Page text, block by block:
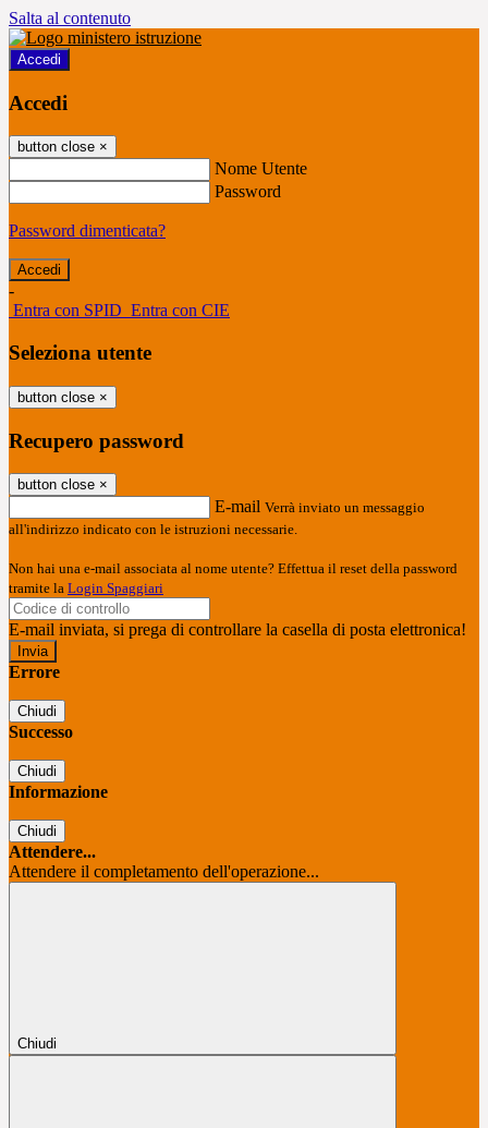
Salta al contenuto
Accedi
Accedi
button close ×
Nome Utente
Password
Password dimenticata?
-
Entra con SPID Entra con CIE
Seleziona utente
button close ×
Recupero password
button close ×
E-mail Verrà inviato un messaggio
all'indirizzo indicato con le istruzioni necessarie.
Non hai una e-mail associata al nome utente? Effettua il reset della password
tramite la Login Spaggiari
E-mail inviata, si prega di controllare la casella di posta elettronica!
Errore
Chiudi
Successo
Chiudi
Informazione
Chiudi
Attendere...
Attendere il completamento dell'operazione...
Chiudi